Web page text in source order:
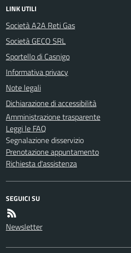
LINK UTILI
Società A2A Reti Gas
Società GECO SRL
Sportello di Casnigo
Informativa privacy
Note legali
Dichiarazione di accessibilità
Amministrazione trasparente
Leggi le FAQ
Segnalazione disservizio
Prenotazione appuntamento
Richiesta d'assistenza
SEGUICI SU
Newsletter